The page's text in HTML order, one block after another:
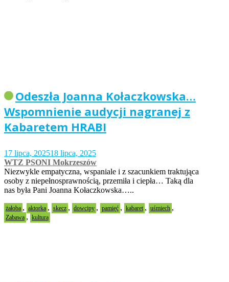
Odeszła Joanna Kołaczkowska…
Wspomnienie audycji nagranej z
Kabaretem HRABI
17 lipca, 202518 lipca, 2025
WTZ PSONI Mokrzeszów
Niezwykle empatyczna, wspaniale i z szacunkiem traktująca
osoby z niepełnosprawnością, przemiła i ciepła… Taką dla
nas była Pani Joanna Kołaczkowska…..
żałoba , aktorka , skecz , dowcipy , pamięć , kabaret , uśmiech ,
Zabawa , kultura